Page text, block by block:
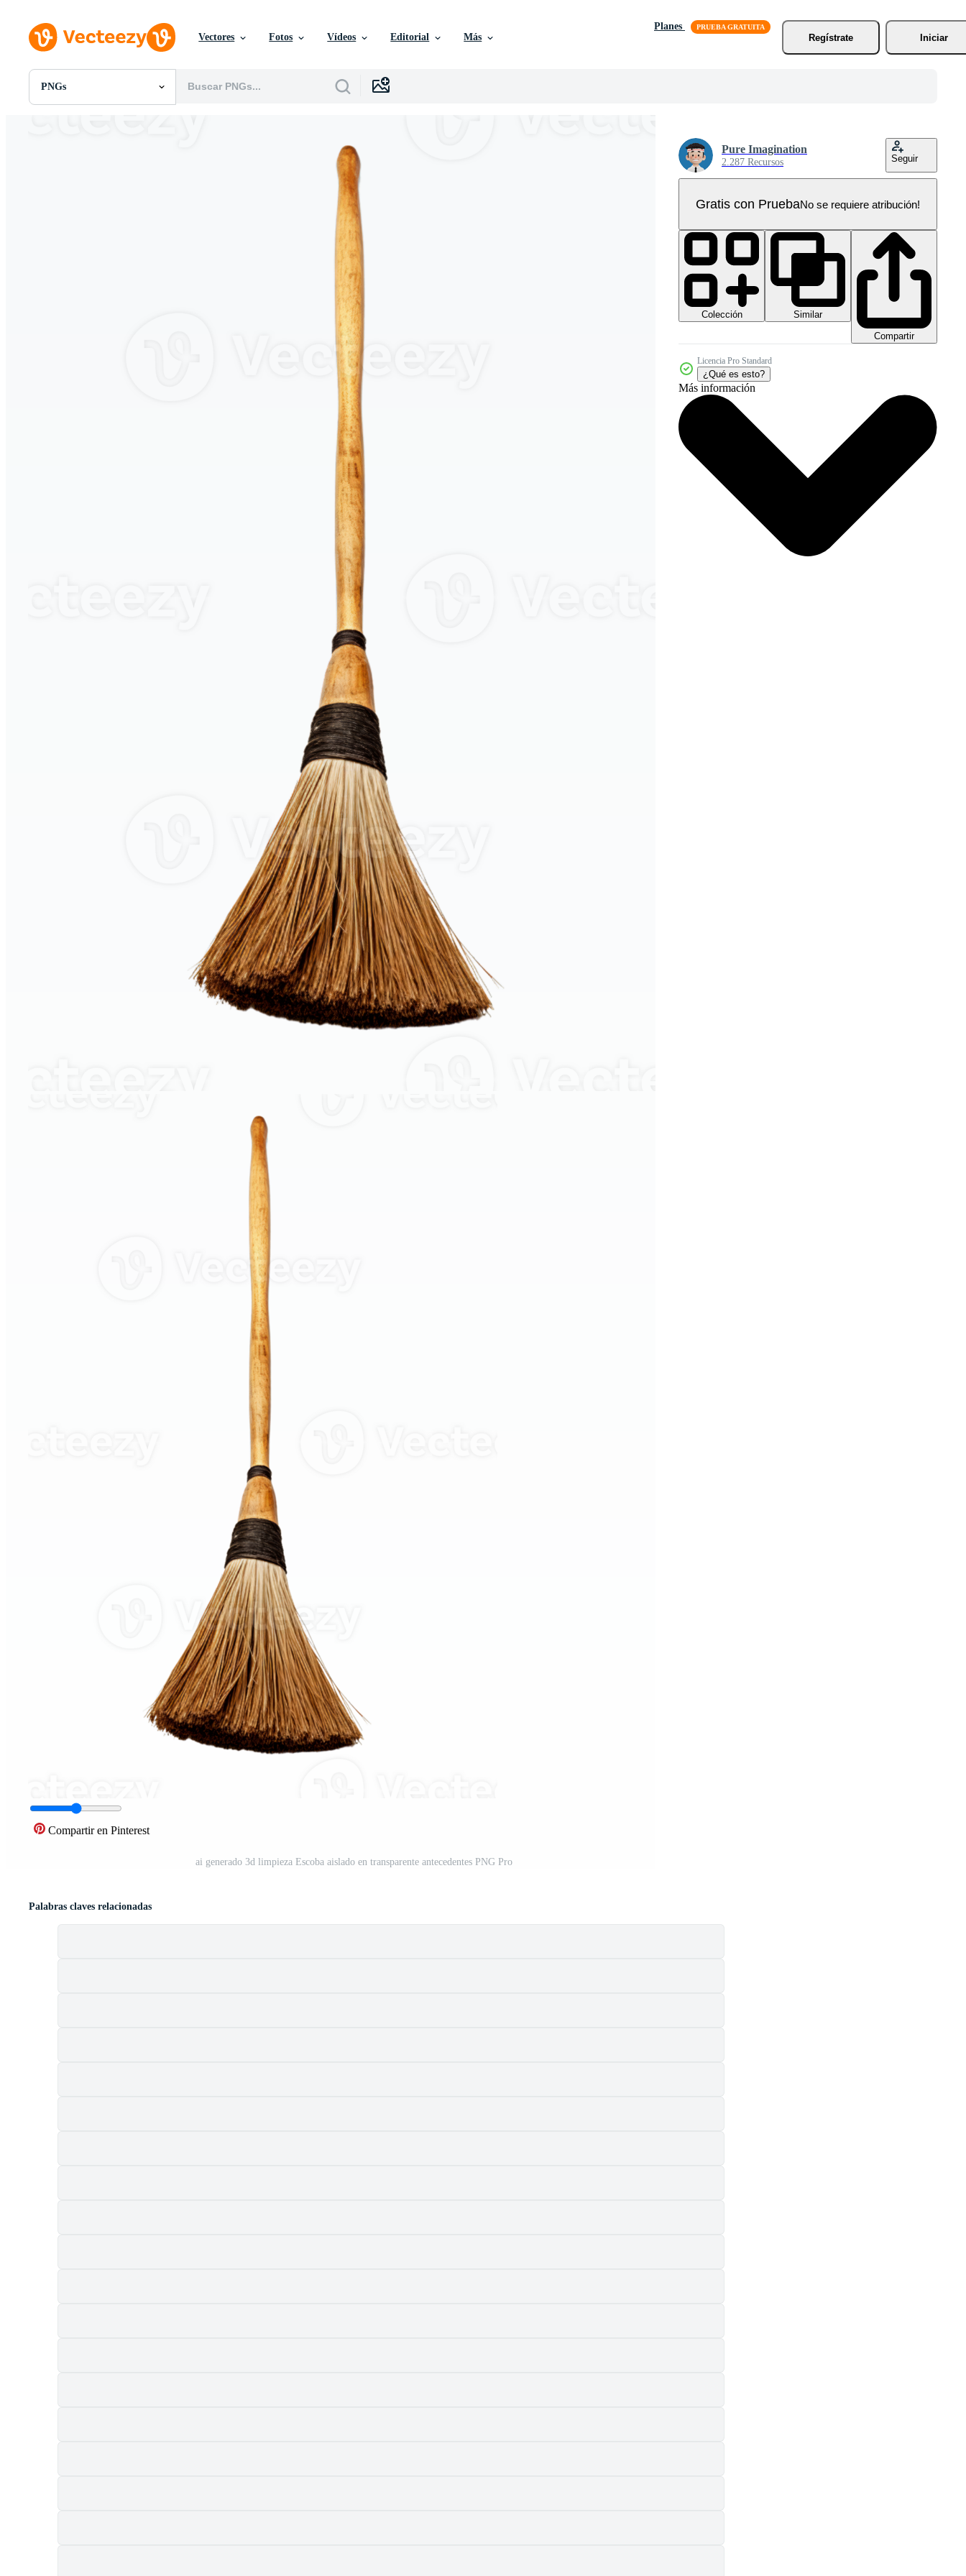
Vectores Fotos Vídeos Editorial Más
Planes
Regístrate
Iniciar
PNGs
Todas Imágenes
Compartir en Pinterest
ai generado 3d limpieza Escoba aislado en transparente antecedentes PNG Pro
Pure Imagination
2.287 Recursos Seguir
Gratis con PruebaNo se requiere atribución!
Colección
Similar
Compartir
Licencia Pro Standard
¿Qué es esto?
Más información
Palabras claves relacionadas